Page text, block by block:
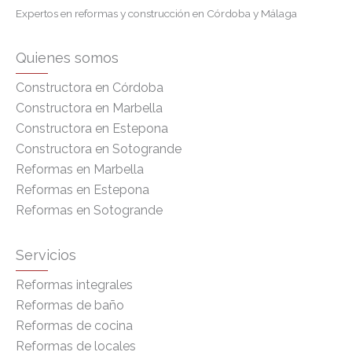
Expertos en reformas y construcción en Córdoba y Málaga
Quienes somos
Constructora en Córdoba
Constructora en Marbella
Constructora en Estepona
Constructora en Sotogrande
Reformas en Marbella
Reformas en Estepona
Reformas en Sotogrande
Servicios
Reformas integrales
Reformas de baño
Reformas de cocina
Reformas de locales